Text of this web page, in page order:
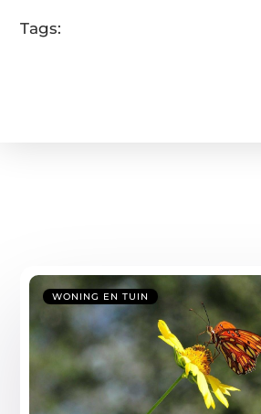
Tags:
WONING EN TUIN